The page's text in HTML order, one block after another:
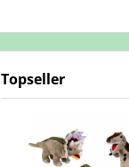
Topseller